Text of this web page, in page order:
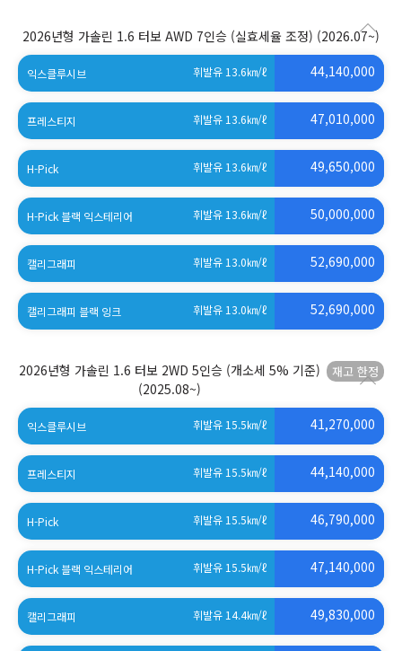
2026년형 가솔린 1.6 터보 AWD 7인승 (실효세율 조정) (2026.07~)
익스클루시브 휘발유 13.6㎞/ℓ 44,140,000
프레스티지 휘발유 13.6㎞/ℓ 47,010,000
H-Pick 휘발유 13.6㎞/ℓ 49,650,000
H-Pick 블랙 익스테리어 휘발유 13.6㎞/ℓ 50,000,000
캘리그래피 휘발유 13.0㎞/ℓ 52,690,000
캘리그래피 블랙 잉크 휘발유 13.0㎞/ℓ 52,690,000
2026년형 가솔린 1.6 터보 2WD 5인승 (개소세 5% 기준)
(2025.08~)
익스클루시브 휘발유 15.5㎞/ℓ
41,270,000
프레스티지 휘발유 15.5㎞/ℓ
44,140,000
H-Pick 휘발유 15.5㎞/ℓ
46,790,000
H-Pick 블랙 익스테리어 휘발유 15.5㎞/ℓ
47,140,000
캘리그래피 휘발유 14.4㎞/ℓ
49,830,000